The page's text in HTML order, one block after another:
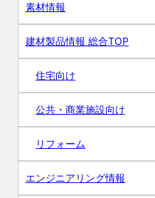
素材情報
建材製品情報 総合TOP
住宅向け
公共・商業施設向け
リフォーム
エンジニアリング情報